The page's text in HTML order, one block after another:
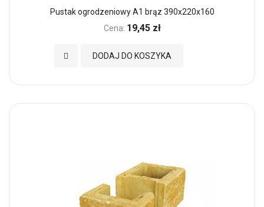
Pustak ogrodzeniowy A1 brąz 390x220x160
Cena: 19,45 zł
DODAJ DO KOSZYKA
Dodaj do Ulubionych